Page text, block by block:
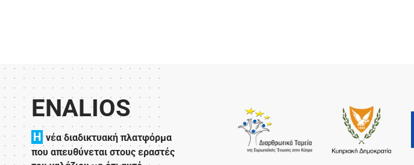
ENALIOS
H νέα διαδικτυακή πλατφόρμα
που απευθύνεται στους εραστές